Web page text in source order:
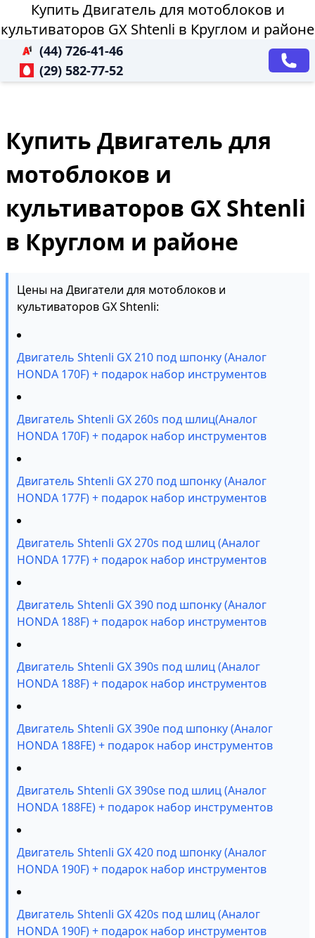
Купить Двигатель для мотоблоков и
культиваторов GX Shtenli в Круглом и районе
(44) 726-41-46
(29) 582-77-52
Купить Двигатель для
мотоблоков и
культиваторов GX Shtenli
в Круглом и районе
Цены на Двигатели для мотоблоков и
культиваторов GX Shtenli:
Двигатель Shtenli GX 210 под шпонку (Аналог
HONDA 170F) + подарок набор инструментов
Двигатель Shtenli GX 260s под шлиц(Аналог
HONDA 170F) + подарок набор инструментов
Двигатель Shtenli GX 270 под шпонку (Аналог
HONDA 177F) + подарок набор инструментов
Двигатель Shtenli GX 270s под шлиц (Аналог
HONDA 177F) + подарок набор инструментов
Двигатель Shtenli GX 390 под шпонку (Аналог
HONDA 188F) + подарок набор инструментов
Двигатель Shtenli GX 390s под шлиц (Аналог
HONDA 188F) + подарок набор инструментов
Двигатель Shtenli GX 390е под шпонку (Аналог
HONDA 188FE) + подарок набор инструментов
Двигатель Shtenli GX 390sе под шлиц (Аналог
HONDA 188FE) + подарок набор инструментов
Двигатель Shtenli GX 420 под шпонку (Аналог
HONDA 190F) + подарок набор инструментов
Двигатель Shtenli GX 420s под шлиц (Аналог
HONDA 190F) + подарок набор инструментов